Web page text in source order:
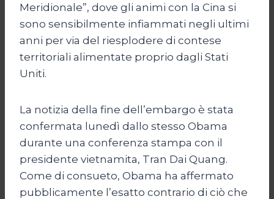
Meridionale”, dove gli animi con la Cina si
sono sensibilmente infiammati negli ultimi
anni per via del riesplodere di contese
territoriali alimentate proprio dagli Stati
Uniti.
La notizia della fine dell’embargo è stata
confermata lunedì dallo stesso Obama
durante una conferenza stampa con il
presidente vietnamita, Tran Dai Quang.
Come di consueto, Obama ha affermato
pubblicamente l’esatto contrario di ciò che